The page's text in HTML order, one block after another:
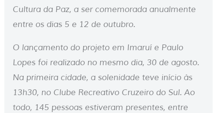
Cultura da Paz, a ser comemorada anualmente
entre os dias 5 e 12 de outubro.
O lançamento do projeto em Imaruí e Paulo
Lopes foi realizado no mesmo dia, 30 de agosto.
Na primeira cidade, a solenidade teve início às
13h30, no Clube Recreativo Cruzeiro do Sul. Ao
todo, 145 pessoas estiveram presentes, entre